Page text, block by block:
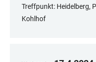
Treffpunkt: Heidelberg,
Kohlhof